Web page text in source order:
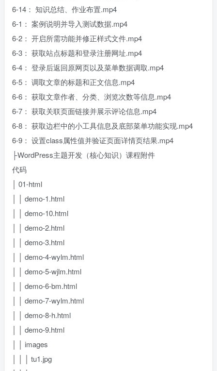
6-14： 知识总结、作业布置.mp4
6-1： 案例说明并导入测试数据.mp4
6-2： 开启所需功能并修正样式文件.mp4
6-3： 获取站点标题和登录注册网址.mp4
6-4： 登录后返回原网页以及菜单数据调取.mp4
6-5： 调取文章的标题和正文信息.mp4
6-6： 获取文章作者、分类、浏览次数等信息.mp4
6-7： 获取关联页面链接并展示评论信息.mp4
6-8： 获取边栏中的小工具信息及底部菜单功能实现.mp4
6-9： 设置class属性值并验证页面详情页结果.mp4
├WordPress主题开发（核心知识）课程附件
代码
│ 01-html
│ │ demo-1.html
│ │ demo-10.html
│ │ demo-2.html
│ │ demo-3.html
│ │ demo-4-wylm.html
│ │ demo-5-wjlm.html
│ │ demo-6-bm.html
│ │ demo-7-wylm.html
│ │ demo-8-h.html
│ │ demo-9.html
│ │ images
│ │ │ tu1.jpg